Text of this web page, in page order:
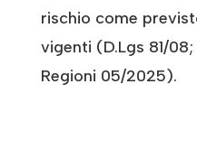
rischio come
vigenti (D.Lgs 81/
Regioni 05/2025).